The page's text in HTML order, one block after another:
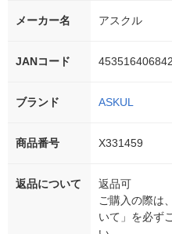
メーカー名 アスクル
JANコード
ブランド ASKUL
商品番号 X331459
返品について
返品可
ご購入の際は
いて」を必ず